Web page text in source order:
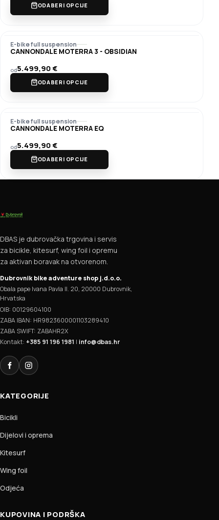
ODABERI OPCIJE
E-bike full suspension
CANNONDALE MOTERRA 3 - OBSIDIAN
od5.499,90€
ODABERI OPCIJE
E-bike full suspension
CANNONDALE MOTERRA EQ
od5.499,90€
ODABERI OPCIJE
DBAS je dubrovačka trgovina i servis
za bicikle, kitesurf, wing foil i opremu
za aktivan boravak na otvorenom.
Dubrovnik bike adventure shop j.d.o.o.
Obala pape Ivana Pavla II. 20, 20000 Dubrovnik,
Hrvatska
OIB: 00129604100
ZABA IBAN: HR9823600001103289410
ZABA SWIFT: ZABAHR2X
Kontakt: +385 91 196 1981 | info@dbas.hr
FacebookInstagram
KATEGORIJE
Bicikli
Dijelovi i oprema
Kitesurf
Wing foil
Odjeća
KUPOVINA I PODRŠKA